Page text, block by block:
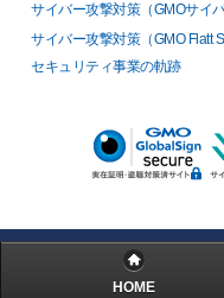
サイバー攻撃対策（GMOサイ
サイバー攻撃対策（GMO Flatt
セキュリティ事業の軌跡
HOME